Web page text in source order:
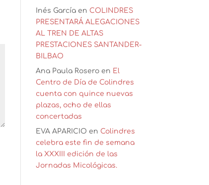
Inés Garcíaen COLINDRES
PRESENTARÁ ALEGACIONES
AL TREN DE ALTAS
PRESTACIONES SANTANDER-
BILBAO
Ana Paula Roseroen El
Centro de Día de Colindres
cuenta con quince nuevas
plazas, ocho de ellas
concertadas
EVA APARICIO en Colindres
celebra este fin de semana
la XXXIII edición de las
Jornadas Micológicas.